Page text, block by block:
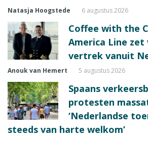
Natasja Hoogstede 6 augustus 2026
Coffee with the
America Line zet
vertrek vanuit
Anouk van Hemert 5 augustus 2026
Spaans
protesten
‘Nederlandse
steeds van harte welkom’